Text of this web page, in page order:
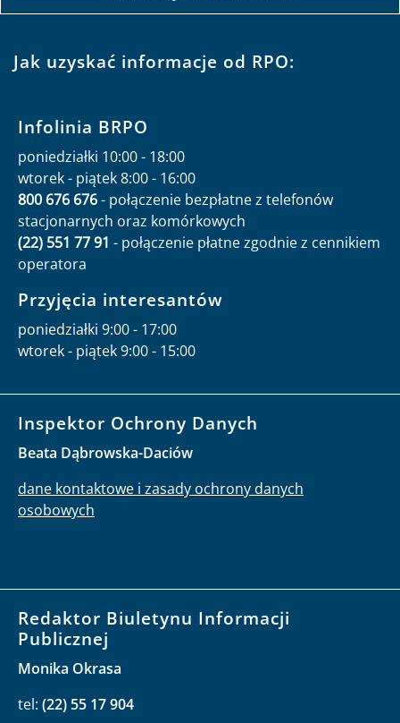
Jak uzyskać informacje od RPO:
Infolinia BRPO
poniedziałki 10:00 - 18:00
wtorek - piątek 8:00 - 16:00
800 676 676- połączenie bezpłatne z telefonów
stacjonarnych oraz komórkowych
(22) 551 77 91 - połączenie płatne zgodnie z cennikiem
operatora
Przyjęcia interesantów
poniedziałki 9:00 - 17:00
wtorek - piątek 9:00 - 15:00
Inspektor Ochrony Danych
Beata Dąbrowska-Daciów
dane kontaktowe i zasady ochrony danych
osobowych
Redaktor Biuletynu Informacji
Publicznej
Monika Okrasa
tel: (22) 55 17 904